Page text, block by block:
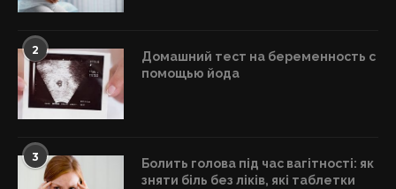
2
Домашний тест на беременность с
помощью йода
3
Болить голова під час вагітності: як
зняти біль без ліків, які таблетки